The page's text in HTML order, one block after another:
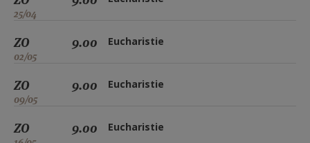
25/04
ZO
02/05
9.00 Eucharistie
ZO
09/05
9.00 Eucharistie
ZO 9.00 Eucharistie